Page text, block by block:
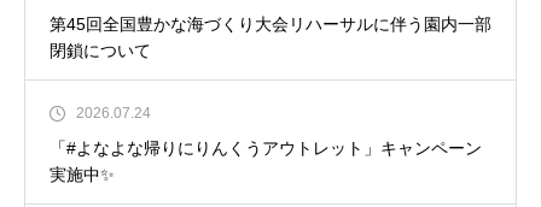
第45回全国豊かな海づくり大会リハーサルに伴う園内一部
閉鎖について
2026.07.24
「#よなよな帰りにりんくうアウトレット」キャンペーン
実施中✨